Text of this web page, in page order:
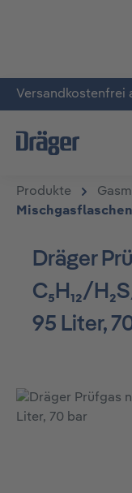
Zum Hauptinhalt
Versandkostenfrei
Produkte
Mischgasflaschen
Dräger
C₅H₁₂/
95 Liter,
Bildergalerie